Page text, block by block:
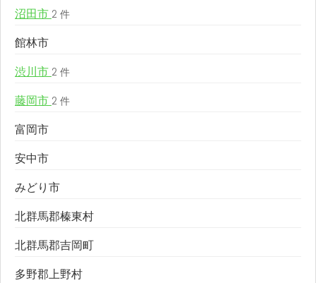
沼田市 2 件
館林市
渋川市 2 件
藤岡市 2 件
富岡市
安中市
みどり市
北群馬郡榛東村
北群馬郡吉岡町
多野郡上野村